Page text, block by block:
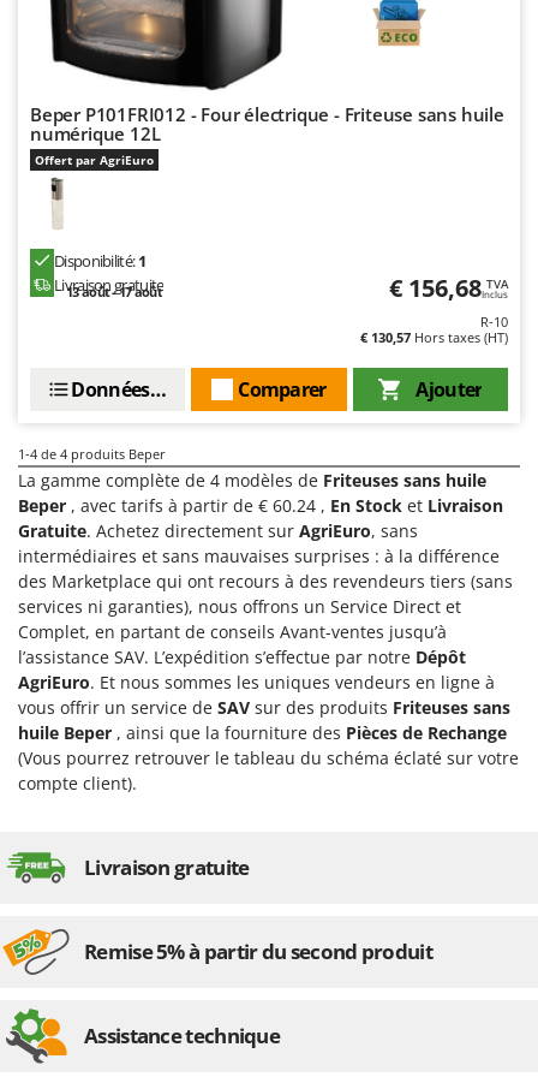
Pulvérisateurs
Pulvérisateurs portés
R
Rafraîchisseurs d'air par évaporation
Rampes de chargement en aluminium
Râpes à fromage électriques
Râteaux pour tracteur
Remplisseuses
Robots nettoyeurs de piscine
Rogneuses de souches
Rouleaux pour tracteur
S
Scies à os
Scies à Ruban
Scies alternatives à batterie
Scies de jardin télescopiques
Sécateurs électriques à batterie
Sécateurs et Échenilloirs manuels
Sécateurs pneumatiques
Semoirs et Épandeurs d'engrais
Socs pour tracteur
Souffleurs aspirateurs pour Feuilles
Soufreuses - Poudreuses pour tracteur
T
Taille-haies
Tondeuses à Gazon
GRIFO
GVS
H
Hailo
Henx
HiKOKI
Idromatic
Imperia
Infaco
Intec
Intex
Italyco
ITM
J JOLLY ITALIA
K
KAAZ
Kemper
KitchenAid
L
Laica
Beper P101FRI012 - Four électrique - Friteuse sans huile
numérique 12L
Offert par AgriEuro
Disponibilité:1
Livraison gratuite
13 août - 17 août € 156,68 TVA
Inclus
R-10
€ 130,57 Hors taxes (HT)
Ajouter
Comparer
Données techniques
1-4 de 4 produits Beper
La gamme complète de 4 modèles de Friteuses sans huile
Beper , avec tarifs à partir de € 60.24 , En Stock et Livraison
Gratuite. Achetez directement sur AgriEuro, sans
intermédiaires et sans mauvaises surprises : à la différence
des Marketplace qui ont recours à des revendeurs tiers (sans
services ni garanties), nous offrons un Service Direct et
Complet, en partant de conseils Avant-ventes jusqu’à
l’assistance SAV. L’expédition s’effectue par notre Dépôt
AgriEuro. Et nous sommes les uniques vendeurs en ligne à
vous offrir un service de SAV sur des produits Friteuses sans
huile Beper , ainsi que la fourniture des Pièces de Rechange
(Vous pourrez retrouver le tableau du schéma éclaté sur votre
compte client).
Livraison gratuite
Remise 5% à partir du second produit
Assistance technique